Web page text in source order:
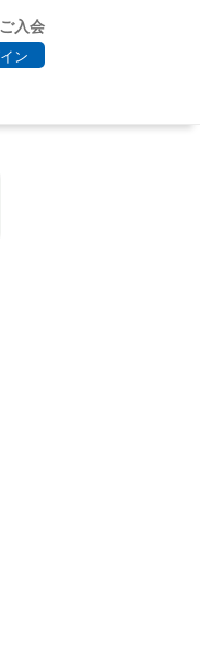
入会
ン